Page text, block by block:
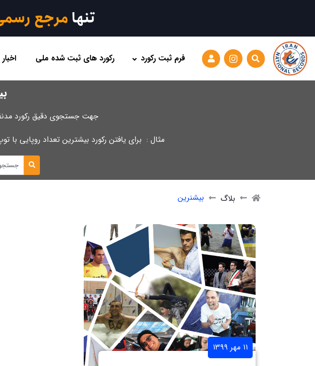
تنهامرجع
فرم ثبت رکورد رکورد های ثبت شده ملی
جهت جستجوی دقیق رکورد
مثال : برای یافتن رکورد بیشترین تعداد روپایی با
بلاگ بیشنرین
۱۱ مهر ۱۳۹۹